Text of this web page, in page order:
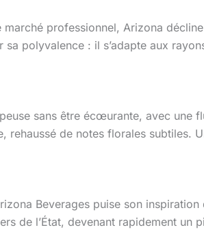
marché professionnel, Arizona
sa polyvalence : il s’adapte aux
sans être écœurante, avec
rehaussé de notes florales
Beverages puise son
de l’État, devenant rapidement